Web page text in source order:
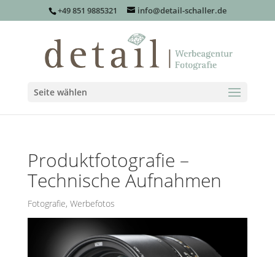
+49 851 9885321 info@detail-schaller.de
Seite wählen
Produktfotografie –
Technische Aufnahmen
Fotografie, Werbefotos